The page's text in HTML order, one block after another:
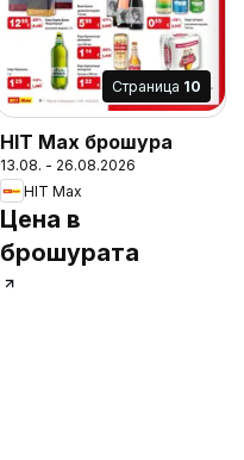
Cтраница 10
HIT Max брошура
13.08. - 26.08.2026
HIT Max
Цена в
брошурата